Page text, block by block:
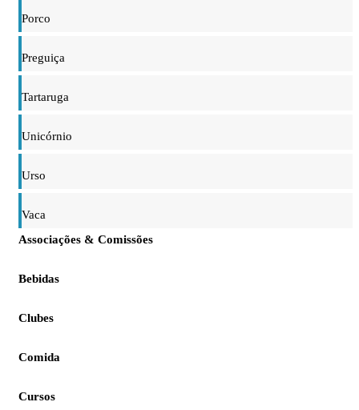
Porco
Preguiça
Tartaruga
Unicórnio
Urso
Vaca
Associações & Comissões
Bebidas
Clubes
Comida
Cursos